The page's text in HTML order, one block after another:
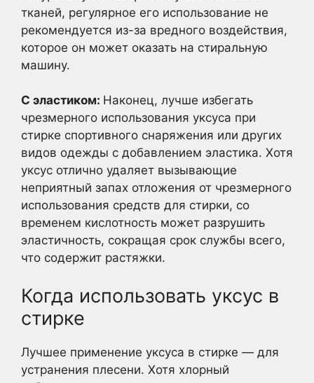
тканей, регулярное его использование не
рекомендуется из-за вредного воздействия,
которое он может оказать на стиральную
машину.
С эластиком: Наконец, лучше избегать
чрезмерного использования уксуса при
стирке спортивного снаряжения или других
видов одежды с добавлением эластика. Хотя
уксус отлично удаляет вызывающие
неприятный запах отложения от чрезмерного
использования средств для стирки, со
временем кислотность может разрушить
эластичность, сокращая срок службы всего,
что содержит растяжки.
Когда использовать уксус в
стирке
Лучшее применение уксуса в стирке — для
устранения плесени. Хотя хлорный